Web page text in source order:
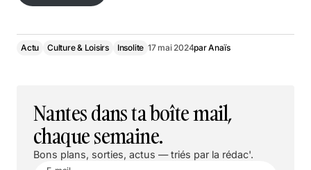
Actu Culture & Loisirs Insolite 17 mai 2024parAnaïs
Nantes dans ta boîte mail,
chaque semaine.
Bons plans, sorties, actus — triés par la rédac'.